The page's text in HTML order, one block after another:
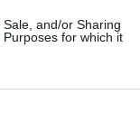
and/or Sharing
for which it
Για πολλούς
media, χωρίς
ψηφιακές compact